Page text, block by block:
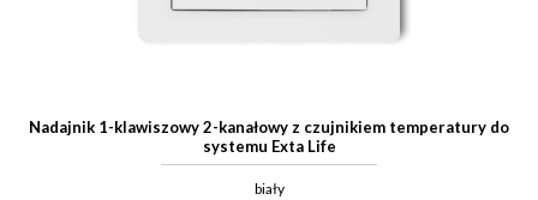
Nadajnik 1-klawiszowy 2-kanałowy z czujnikiem temperatury do
systemu Exta Life
biały